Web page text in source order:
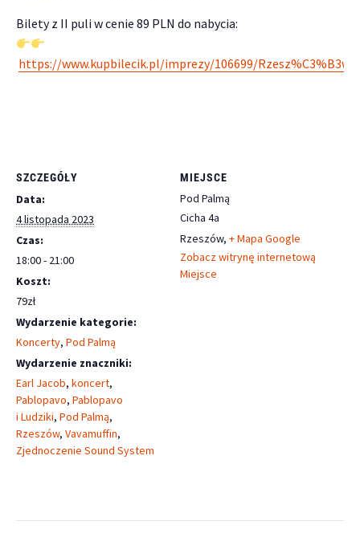
Bilety z II puli w cenie 89 PLN do nabycia:
https://www.kupbilecik.pl/imprezy/106699/
SZCZEGÓŁY
Data:
4 listopada 2023
Czas:
18:00 - 21:00
Koszt:
79zł
Wydarzenie kategorie:
Koncerty, Pod Palmą
Wydarzenie znaczniki:
Earl Jacob, koncert,
Pablopavo, Pablopavo
i Ludziki, Pod Palmą,
Rzeszów, Vavamuffin,
Zjednoczenie Sound System
MIEJSCE
Pod Palmą
Cicha 4a
Rzeszów, + Mapa Google
Zobacz witrynę internetową
Miejsce